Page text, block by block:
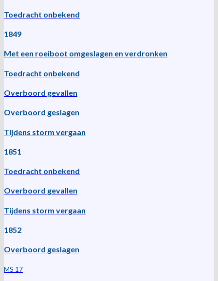
Toedracht onbekend
1849
Met een roeiboot omgeslagen en verdronken
Toedracht onbekend
Overboord gevallen
Overboord geslagen
Tijdens storm vergaan
1851
Toedracht onbekend
Overboord gevallen
Tijdens storm vergaan
1852
Overboord geslagen
MS 17